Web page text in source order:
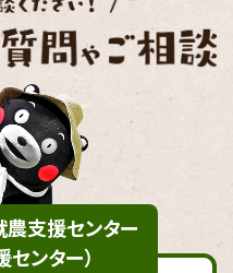
支援センター
ンター）